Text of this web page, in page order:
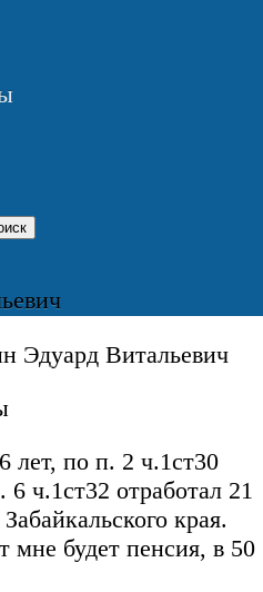
Эдуард Витальевич
по п. 2 ч.1ст30
6 ч.1ст32 отработал 21
края.
мне будет пенсия, в 50